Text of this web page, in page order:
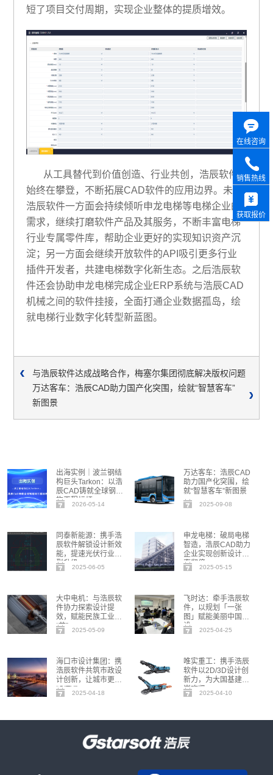
短了项目交付周期，实现企业整体的提质增效。
从工具替代到价值创造、行业共创，浩辰软件
始终在攀登，不断拓展CAD软件的应用边界。未来
浩辰软件一方面会持续倾听申龙电梯等电梯企业的
需求，继续打磨软件产品及其服务，不断丰富电梯
行业专属零件库，帮助企业更好的实现知识资产沉
淀；另一方面会继续开放软件的API吸引更多行业
插件开发者，共建电梯数字化新生态。之后浩辰软
件还会协助申龙电梯完成企业ERP系统与浩辰CAD
机械之间的软件挂接，全面打通企业数据孤岛，绘
就电梯行业数字化转型新蓝图。
与浩辰软件达成战略合作，梅塞尔集团彻底解决版权问题
万达客车：浩辰CAD助力国产化突围，绘就“智慧客车”
新图景
出海实例｜波兰钢结
构巨头Tarkon：以浩
辰CAD铸就全球钢结
构工程标杆
2026-05-14
万达客车：浩辰CAD
助力国产化突围，绘
就“智慧客车”新图景
2025-09-08
同泰新能源：携手浩
辰软件解锁设计新效
能，提速光伏行业转
型升级2025-06-05
申龙电梯：破局电梯
智造，浩辰CAD助力
企业实现创新设计效
率翻倍2025-05-15
大中电机：与浩辰软
件协力探索设计提
效，赋能民族工业造
“芯” 2025-05-09
飞时达：牵手浩辰软
件，以规划「一张
图」赋能美丽中国建
设
2025-04-25
海口市设计集团：携
浩辰软件共筑市政设
计创新，让城市更
“CITY”2025-04-18
唯实重工：携手浩辰
软件以2D/3D设计创
新力，为大国基建破
岩攻坚2025-04-10
在线咨询
销售热线
获取报价